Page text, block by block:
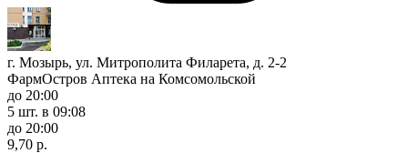
г. Мозырь, ул. Митрополита Филарета, д. 2-2
ФармОстров Аптека на Комсомольской
до 20:00
5 шт. в 09:08
до 20:00
9,70 р.